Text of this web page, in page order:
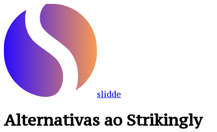
slidde
Alternativas ao Strikingly